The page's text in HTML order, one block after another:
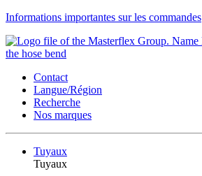
Informations importantes sur les commandes
Contact
Langue/Région
Recherche
Nos marques
Tuyaux
Tuyaux